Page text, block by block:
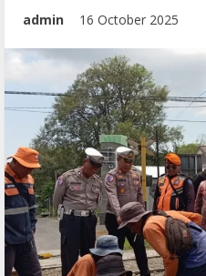
admin 16 October 2025